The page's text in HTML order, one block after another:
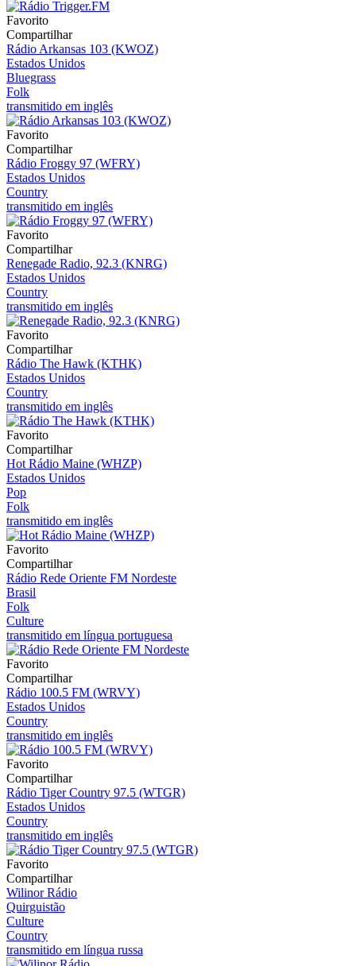
Favorito
Compartilhar
Rádio Arkansas 103 (KWOZ)
Estados Unidos
Bluegrass
Folk
transmitido em inglês
Favorito
Compartilhar
Rádio Froggy 97 (WFRY)
Estados Unidos
Country
transmitido em inglês
Favorito
Compartilhar
Renegade Radio, 92.3 (KNRG)
Estados Unidos
Country
transmitido em inglês
Favorito
Compartilhar
Rádio The Hawk (KTHK)
Estados Unidos
Country
transmitido em inglês
Favorito
Compartilhar
Hot Rádio Maine (WHZP)
Estados Unidos
Pop
Folk
transmitido em inglês
Favorito
Compartilhar
Rádio Rede Oriente FM Nordeste
Brasil
Folk
Culture
transmitido em língua portuguesa
Favorito
Compartilhar
Rádio 100.5 FM (WRVY)
Estados Unidos
Country
transmitido em inglês
Favorito
Compartilhar
Rádio Tiger Country 97.5 (WTGR)
Estados Unidos
Country
transmitido em inglês
Favorito
Compartilhar
Wilinor Rádio
Quirguistão
Culture
Country
transmitido em língua russa